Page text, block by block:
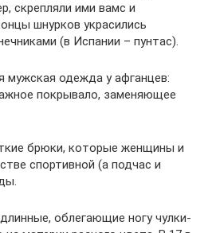
скрепляли ими вамс и
шнурков украсились
(в Испании – пунтас).
одежда у афганцев:
покрывало, заменяющее
брюки, которые женщины и
спортивной (а подчас и
облегающие ногу чулки-